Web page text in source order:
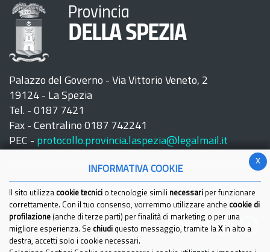
Provincia
DELLA SPEZIA
Palazzo del Governo - Via Vittorio Veneto, 2
19124 - La Spezia
Tel. - 0187 7421
Fax - Centralino 0187 742241
PEC - protocollo.provincia.laspezia@legalmail.it
Seguici su:
x
INFORMATIVA COOKIE
Il sito utilizza cookie tecnici o tecnologie simili necessari per funzionare
correttamente. Con il tuo consenso, vorremmo utilizzare anche cookie di
profilazione (anche di terze parti) per finalità di marketing o per una
migliore esperienza. Se chiudi questo messaggio, tramite la Xin alto a
destra, accetti solo i cookie necessari.